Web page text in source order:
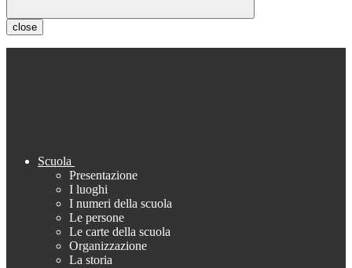
close
Scuola
Presentazione
I luoghi
I numeri della scuola
Le persone
Le carte della scuola
Organizzazione
La storia